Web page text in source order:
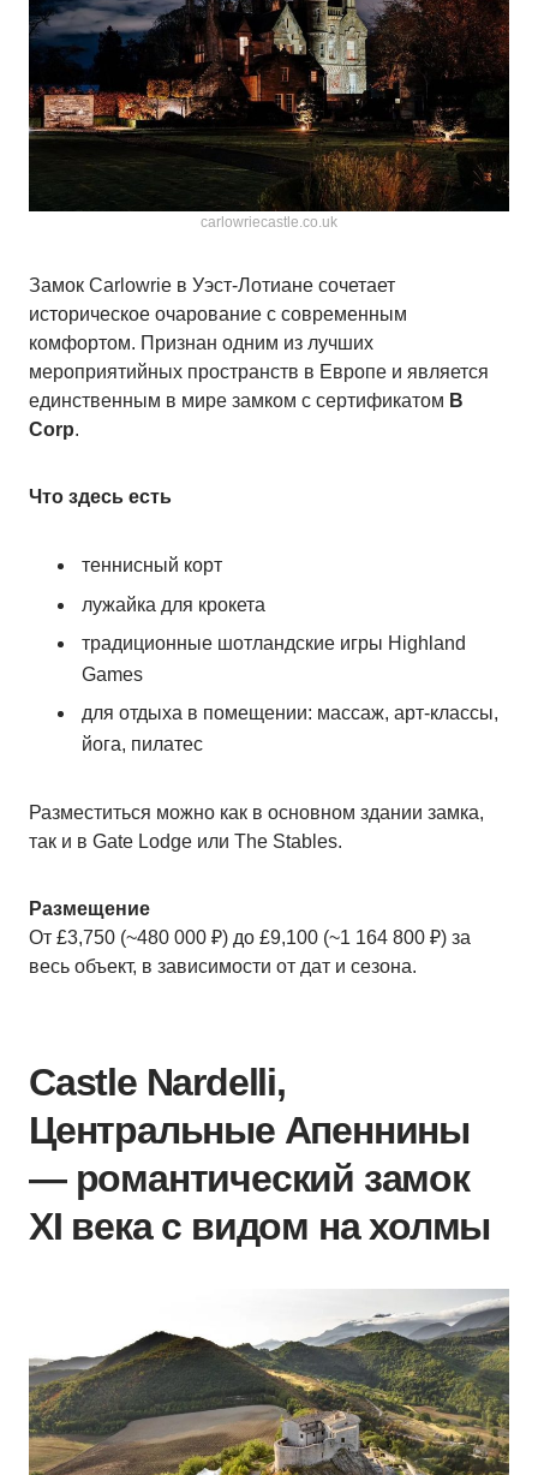
carlowriecastle.co.uk
Замок Carlowrie в Уэст-Лотиане сочетает
историческое очарование с современным
комфортом. Признан одним из лучших
мероприятийных пространств в Европе и является
единственным в мире замком с сертификатом B
Corp.
Что здесь есть
теннисный корт
лужайка для крокета
традиционные шотландские игры Highland
Games
для отдыха в помещении: массаж, арт-классы,
йога, пилатес
Разместиться можно как в основном здании замка,
так и в Gate Lodge или The Stables.
Размещение
От £3,750 (~480 000 ₽) до £9,100 (~1 164 800 ₽) за
весь объект, в зависимости от дат и сезона.
Castle Nardelli,
Центральные Апеннины
— романтический замок
XI века с видом на холмы